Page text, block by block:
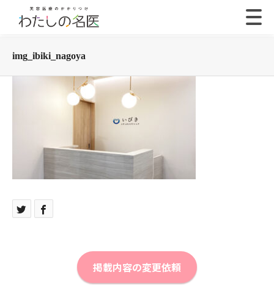
img_ibiki_nagoya
掲載内容の変更依頼